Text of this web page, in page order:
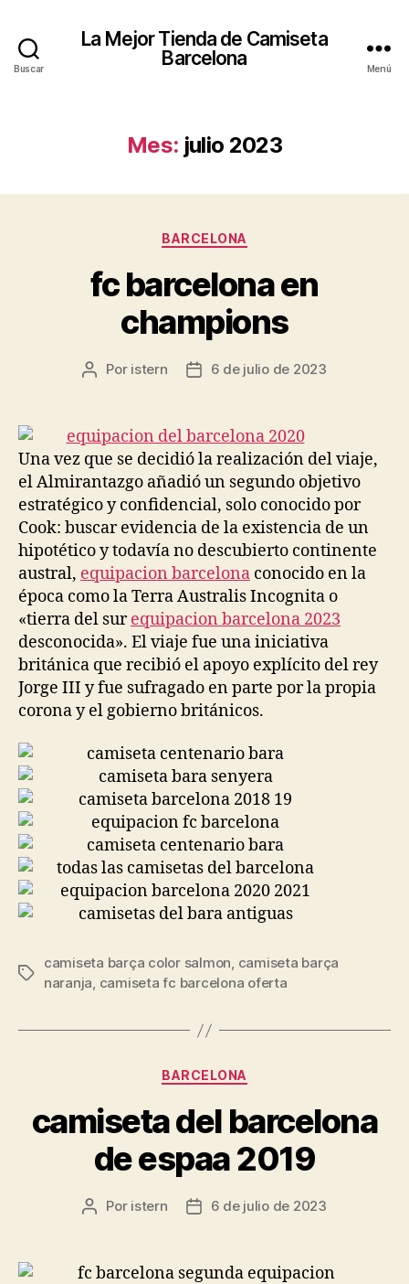
Buscar
La Mejor Tienda de Camiseta
Barcelona
Menú
Mes: julio 2023
Categorías
BARCELONA
fc barcelona en
champions
Autor
entrada
Por istern
Fecha
entrada
6 de julio de 2023
Una vez que se decidió la realización del viaje,
el Almirantazgo añadió un segundo objetivo
estratégico y confidencial, solo conocido por
Cook: buscar evidencia de la existencia de un
hipotético y todavía no descubierto continente
austral, equipacion barcelona conocido en la
época como la Terra Australis Incognita o
«tierra del surequipacion barcelona 2023
desconocida». El viaje fue una iniciativa
británica que recibió el apoyo explícito del rey
Jorge III y fue sufragado en parte por la propia
corona y el gobierno británicos.
Etiquetas
camiseta barça color salmon, camiseta barça
naranja, camiseta fc barcelona oferta
Categorías
BARCELONA
camiseta del barcelona
de espaa 2019
Autor
entrada
Por istern
Fecha
entrada
6 de julio de 2023